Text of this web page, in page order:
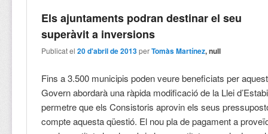
Els ajuntaments podran destinar el seu
superàvit a inversions
Publicat el20 d'abril de 2013 perTomàs Martínez, null
Fins a 3.500 municipis poden veure beneficiats per
Govern abordarà una ràpida modificació de la Llei
permetre que els Consistoris aprovin els seus
compte aquesta qüestió. El nou pla de pagament a